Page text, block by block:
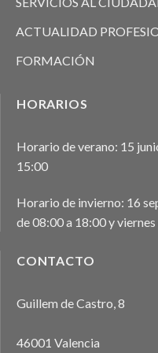
ACTUALIDAD
FORMACIÓN
HORARIOS
Horario de verano: 15
15:00
Horario de invierno: 16
de 08:00 a 18:00 y
CONTACTO
Guillem de Castro, 8
46001 Valencia